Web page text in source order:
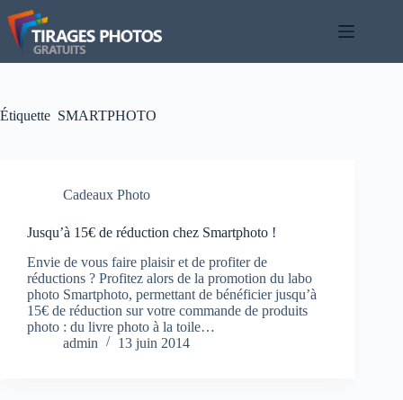
Passer
au
contenu
Étiquette SMARTPHOTO
Cadeaux Photo
Jusqu’à 15€ de réduction chez Smartphoto !
Envie de vous faire plaisir et de profiter de
réductions ? Profitez alors de la promotion du labo
photo Smartphoto, permettant de bénéficier jusqu’à
15€ de réduction sur votre commande de produits
photo : du livre photo à la toile…
admin
13 juin 2014